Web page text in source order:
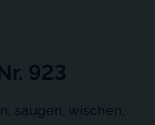
923
saugen, wischen,